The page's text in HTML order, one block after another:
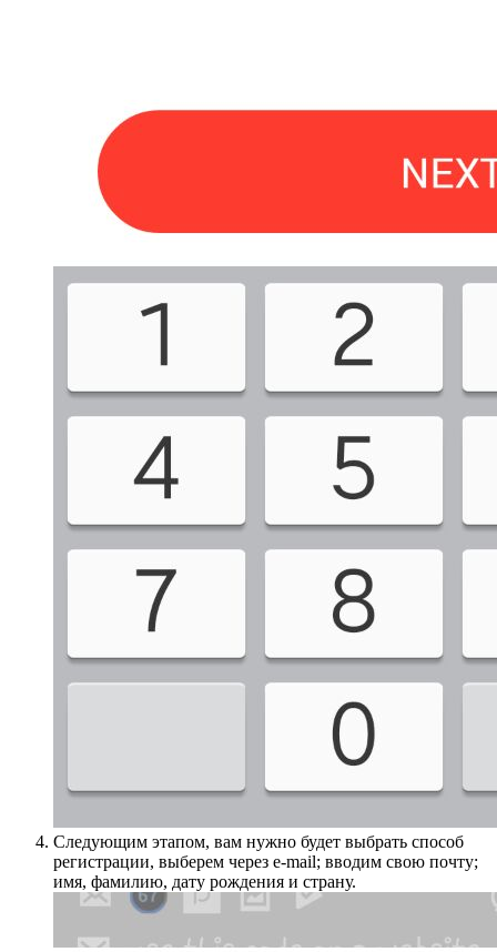
Следующим этапом, вам нужно будет выбрать способ
регистрации, выберем через e-mail; вводим свою почту;
имя, фамилию, дату рождения и страну.